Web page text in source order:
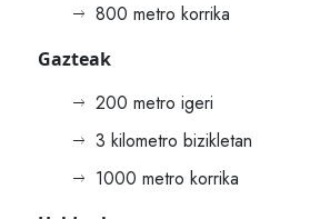
800 metro korrika
Gazteak
200 metro igeri
3 kilometro bizikletan
1000 metro korrika